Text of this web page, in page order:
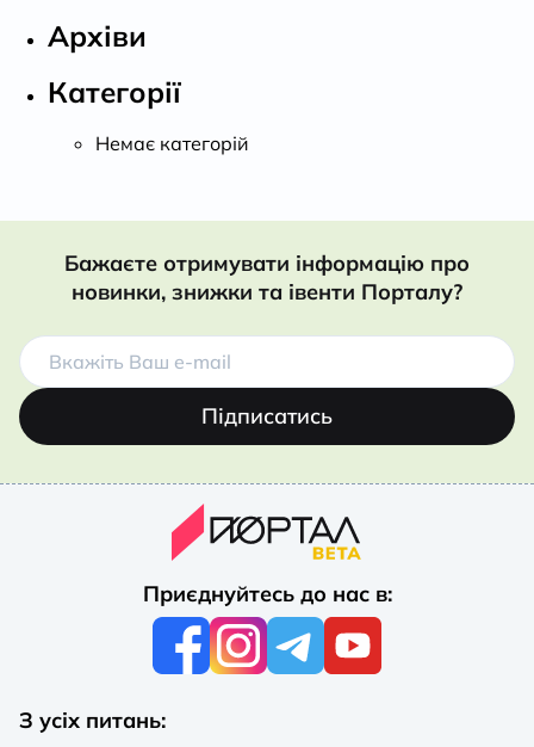
Архіви
Категорії
Немає категорій
Бажаєте отримувати інформацію про
новинки, знижки та івенти Порталу?
Підписатись
Приєднуйтесь до нас в:
З усіх питань: